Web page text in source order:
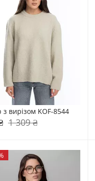
з вирізом KOF-8544
1 309 ₴